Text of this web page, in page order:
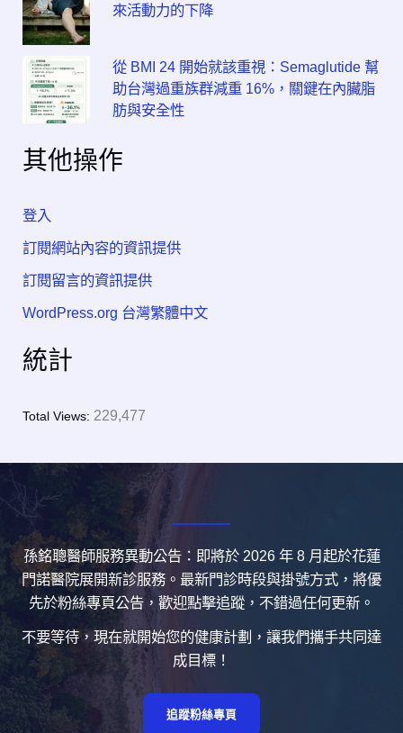
來活動力的下降
從 BMI 24 開始就該重視：Semaglutide 幫
助台灣過重族群減重 16%，關鍵在內臟脂
肪與安全性
其他操作
登入
訂閱網站內容的資訊提供
訂閱留言的資訊提供
WordPress.org 台灣繁體中文
統計
Total Views: 229,477
孫銘聰醫師服務異動公告：即將於 2026 年 8 月起於花蓮
門諾醫院展開新診服務。最新門診時段與掛號方式，將優
先於粉絲專頁公告，歡迎點擊追蹤，不錯過任何更新。
不要等待，現在就開始您的健康計劃，讓我們攜手共同達
成目標！
追蹤粉絲專頁